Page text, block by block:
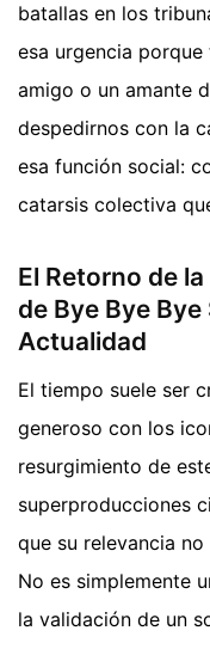
batallas en los
esa urgencia
amigo o un amante
despedirnos con la
esa función social:
catarsis colectiva
El Retorno de
de Bye Bye
Actualidad
El tiempo suele ser
generoso con los
resurgimiento de
superproducciones
que su relevancia
No es simplemente
la validación de un